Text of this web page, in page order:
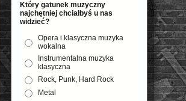
Który gatunek muzyczny
najchętniej chciałbyś u nas
widzieć?
Opera i klasyczna muzyka
wokalna
Instrumentalna muzyka
klasyczna
Rock, Punk, Hard Rock
Metal